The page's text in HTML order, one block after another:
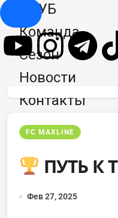
КЛУБ
Команда
Сезон
Новости
Контакты
Hamburger Toggle
FC MAXLINE
ПУТЬ К
Фев 27, 2025